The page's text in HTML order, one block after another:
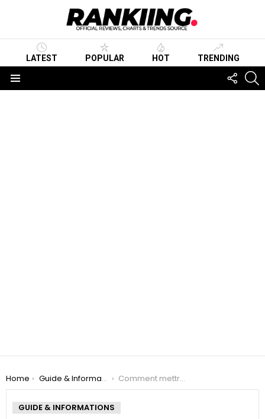
LATEST POPULAR HOT TRENDING
US
You are here:
Home Guide & Informations Comment mettre Discord en noir ?
GUIDE & INFORMATIONS